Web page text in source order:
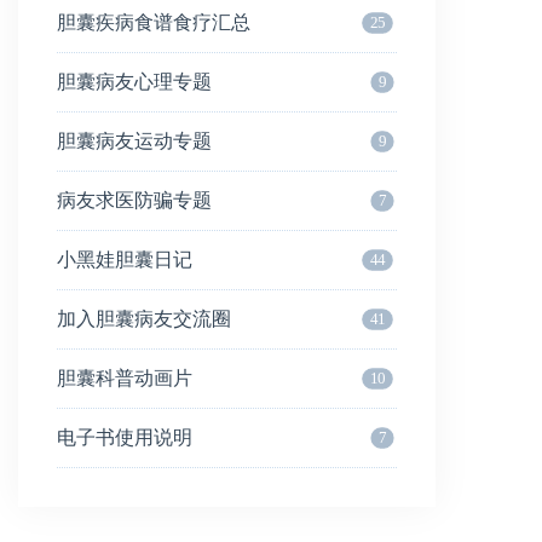
胆囊疾病食谱食疗汇总 25
胆囊病友心理专题 9
胆囊病友运动专题 9
病友求医防骗专题 7
小黑娃胆囊日记 44
加入胆囊病友交流圈 41
胆囊科普动画片 10
电子书使用说明 7